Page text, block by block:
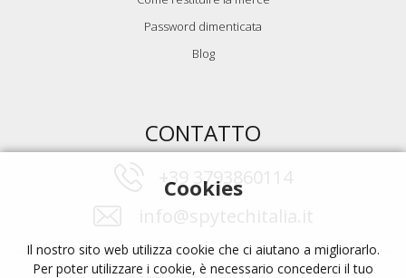
Password dimenticata
Blog
CONTATTO
+39 3793860114
Cookies
Il nostro sito web utilizza cookie che ci aiutano a migliorarlo.
Per poter utilizzare i cookie, è necessario concederci il tuo